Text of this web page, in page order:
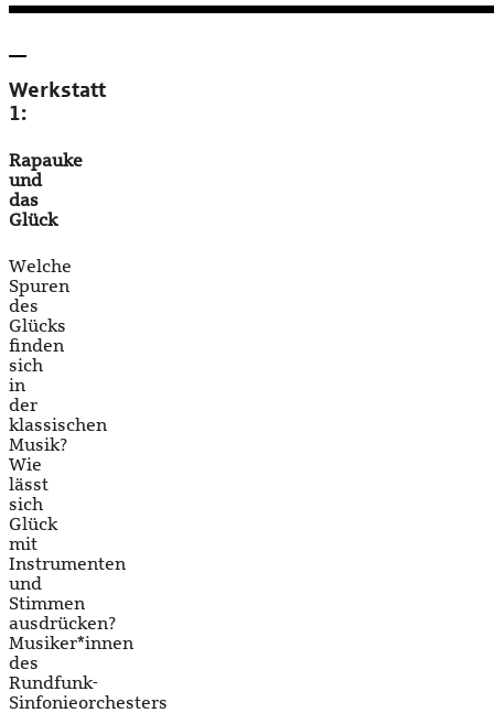
Werkstatt
1:
Rapauke
und
das
Glück
Welche
Spuren
des
Glücks
finden
sich
in
der
klassischen
Musik?
Wie
lässt
sich
Glück
mit
Instrumenten
und
Stimmen
ausdrücken?
Musiker*innen
des
Rundfunk-
Sinfonieorchesters